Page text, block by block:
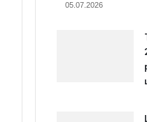
05.07.2026